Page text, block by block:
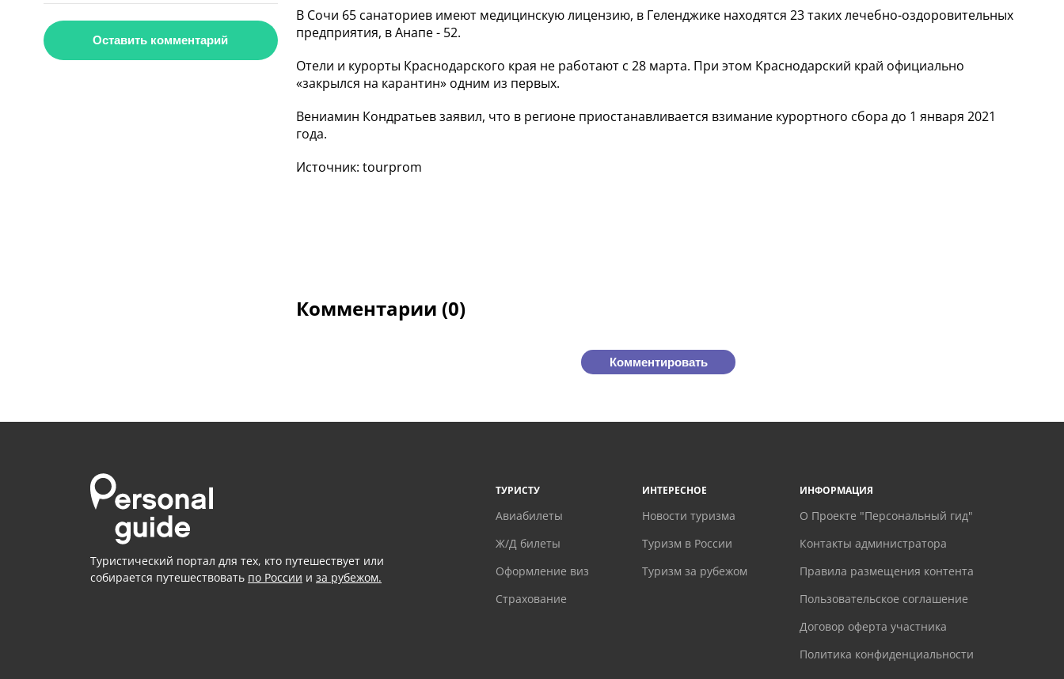
Оставить комментарий
В Сочи 65 санаториев имеют медицинскую лицензию, в Геленджике находятся 23 таких лечебно-оздоровительных
предприятия, в Анапе - 52.
Отели и курорты Краснодарского края не работают с 28 марта. При этом Краснодарский край официально
«закрылся на карантин» одним из первых.
Вениамин Кондратьев заявил, что в регионе приостанавливается взимание курортного сбора до 1 января 2021
года.
Источник: tourprom
Комментарии (0)
Комментировать
Туристический портал для тех, кто путешествует или
собирается путешествовать по России и за рубежом.
ТУРИСТУ
Авиабилеты
Ж/Д билеты
Оформление виз
Страхование
ИНТЕРЕСНОЕ
Новости туризма
Туризм в России
Туризм за рубежом
ИНФОРМАЦИЯ
О Проекте "Персональный гид"
Контакты администратора
Правила размещения контента
Пользовательское соглашение
Договор оферта участника
Политика конфиденциальности